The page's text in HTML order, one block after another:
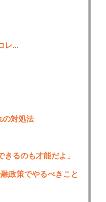
レ…
の対処法
るのも才能だよ」
政策でやるべきこと